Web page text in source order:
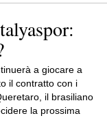
a giocare a
il contratto con i
il brasiliano
la prossima